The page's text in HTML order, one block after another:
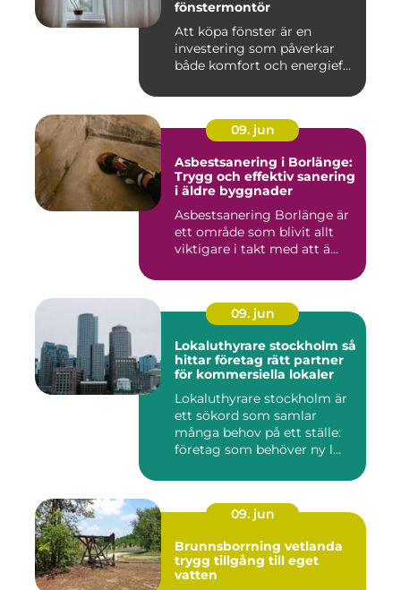
fönstermontör
Att köpa fönster är en
investering som påverkar
både komfort och energief...
09. jun
Asbestsanering i Borlänge:
Trygg och effektiv sanering
i äldre byggnader
Asbestsanering Borlänge är
ett område som blivit allt
viktigare i takt med att ä...
09. jun
Lokaluthyrare stockholm så
hittar företag rätt partner
för kommersiella lokaler
Lokaluthyrare stockholm är
ett sökord som samlar
många behov på ett ställe:
företag som behöver ny l...
09. jun
Brunnsborrning vetlanda
trygg tillgång till eget
vatten